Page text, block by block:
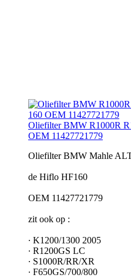
Oliefilter BMW R1000R
OEM 11427721779
Oliefilter BMW Mahle
de Hiflo HF160
OEM 11427721779
zit ook op :
∙ K1200/1300 2005
∙ R1200GS LC
∙ S1000R/RR/XR
∙ F650GS/700/800